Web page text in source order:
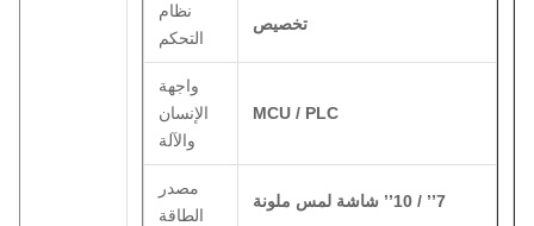
تخصيص
نظام
التحكم
MCU / PLC
واجهة
الإنسان
والآلة
7’’ / 10’’ شاشة لمس ملونة
مصدر
الطاقة